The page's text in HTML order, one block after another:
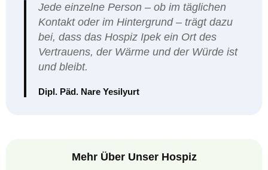
Jede einzelne Person – ob im täglichen
Kontakt oder im Hintergrund – trägt dazu
bei, dass das Hospiz Ipek ein Ort des
Vertrauens, der Wärme und der Würde ist
und bleibt.
Dipl. Päd. Nare Yesilyurt
Mehr Über Unser Hospiz